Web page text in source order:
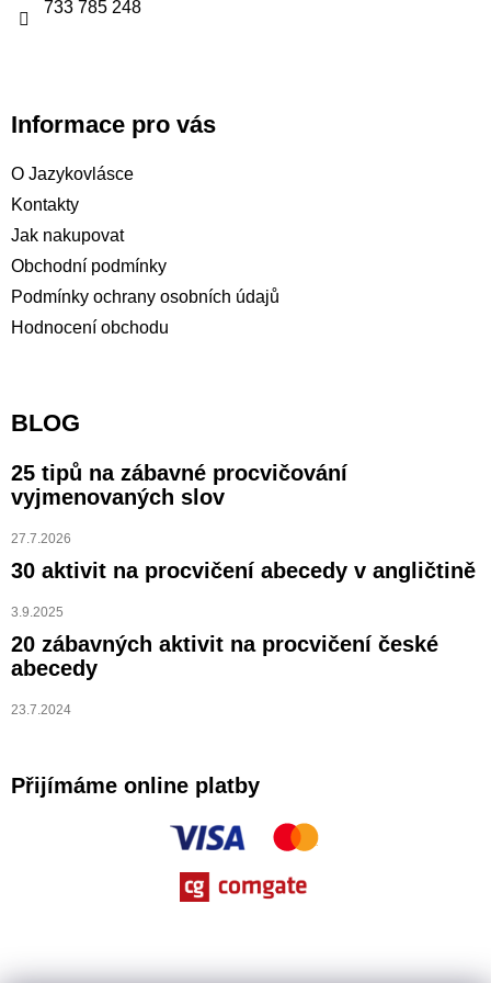
733 785 248
Informace pro vás
O Jazykovlásce
Kontakty
Jak nakupovat
Obchodní podmínky
Podmínky ochrany osobních údajů
Hodnocení obchodu
BLOG
25 tipů na zábavné procvičování
vyjmenovaných slov
27.7.2026
30 aktivit na procvičení abecedy v angličtině
3.9.2025
20 zábavných aktivit na procvičení české
abecedy
23.7.2024
Přijímáme online platby